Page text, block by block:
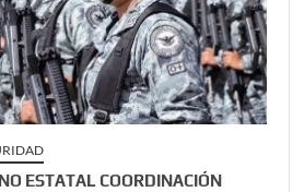
ESTATAL COORDINACIÓN